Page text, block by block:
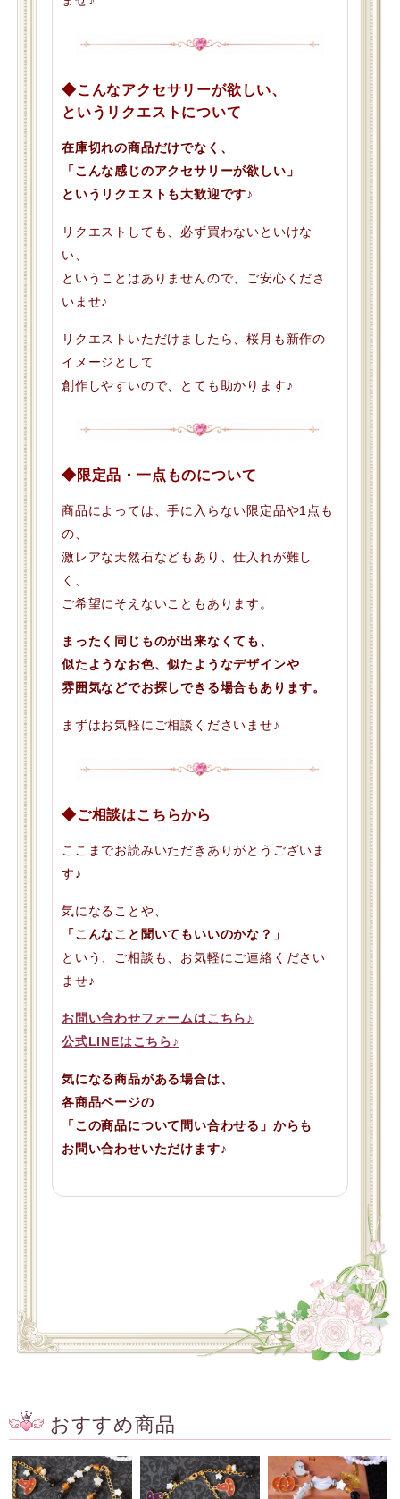
◆こんなアクセサリーが欲しい、
というリクエストについて
在庫切れの商品だけでなく、
「こんな感じのアクセサリーが欲しい」
というリクエストも大歓迎です♪
リクエストしても、必ず買わないといけな
い、
ということはありませんので、ご安心くださ
いませ♪
リクエストいただけましたら、桜月も新作の
イメージとして
創作しやすいので、とても助かります♪
◆限定品・一点ものについて
商品によっては、手に入らない限定品や1点も
の、
激レアな天然石などもあり、仕入れが難し
く、
ご希望にそえないこともあります。
まったく同じものが出来なくても、
似たようなお色、似たようなデザインや
雰囲気などでお探しできる場合もあります。
まずはお気軽にご相談くださいませ♪
◆ご相談はこちらから
ここまでお読みいただきありがとうございま
す♪
気になることや、
「こんなこと聞いてもいいのかな？」
という、ご相談も、お気軽にご連絡ください
ませ♪
お問い合わせフォームはこちら♪
公式LINEはこちら♪
気になる商品がある場合は、
各商品ページの
「この商品について問い合わせる」からも
お問い合わせいただけます♪
おすすめ商品